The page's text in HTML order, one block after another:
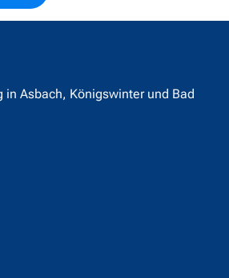
in Asbach, Königswinter und Bad